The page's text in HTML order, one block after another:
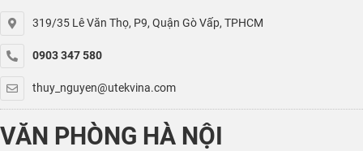
319/35 Lê Văn Thọ, P9, Quận Gò Vấp, TPHCM
0903 347 580
thuy_nguyen@utekvina.com
VĂN PHÒNG HÀ NỘI